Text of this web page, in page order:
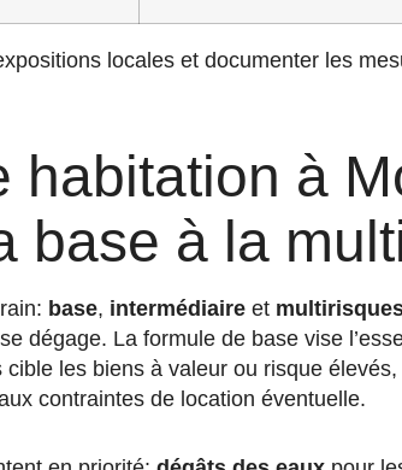
locales et documenter les
habitation à
base à la
base, intermédiaire et
dégage. La formule de base vise
les biens à valeur ou risque
contraintes de location éventuelle.